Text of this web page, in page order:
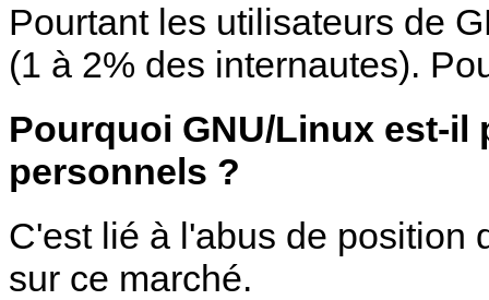
Pourtant les utilisateurs de
(1 à 2% des internautes).
Pourquoi GNU/Linux est-
personnels ?
C'est lié à l'abus de position
sur ce marché.